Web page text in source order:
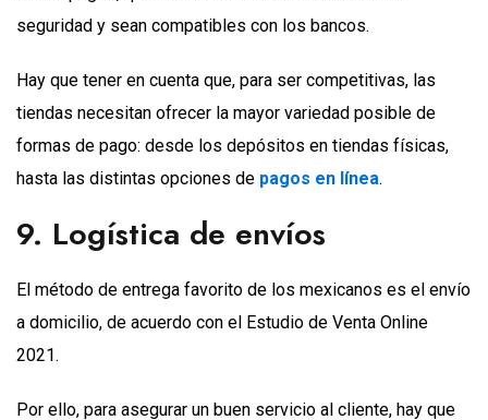
seguridad y sean compatibles con los bancos.
Hay que tener en cuenta que, para ser competitivas, las
tiendas necesitan ofrecer la mayor variedad posible de
formas de pago: desde los depósitos en tiendas físicas,
hasta las distintas opciones de pagos en línea.
9. Logística de envíos
El método de entrega favorito de los mexicanos es el envío
a domicilio, de acuerdo con el Estudio de Venta Online
2021.
Por ello, para asegurar un buen servicio al cliente, hay que